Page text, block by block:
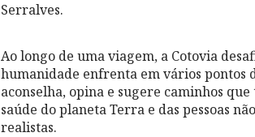
Serralves.
Ao longo de uma viagem, a Cotovia
humanidade enfrenta em vários pontos
aconselha, opina e sugere caminhos
saúde do planeta Terra e das pessoas
realistas.